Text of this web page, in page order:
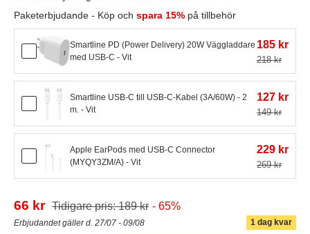
Paketerbjudande - Köp och spara 15% på tillbehör
Smartline PD (Power Delivery) 20W Väggladdare
med USB-C - Vit
185 kr
218 kr
Smartline USB-C till USB-C-Kabel (3A/60W) - 2
m. - Vit
127 kr
149 kr
Apple EarPods med USB-C Connector
(MYQY3ZM/A) - Vit
229 kr
269 kr
66 kr Tidigare pris: 189 kr - 65%
Erbjudandet gäller d. 27/07 - 09/08 1 dag kvar